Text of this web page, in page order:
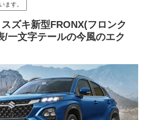
ます。
スズキ新型FRONX(フロンク
/一文字テールの今風のエク